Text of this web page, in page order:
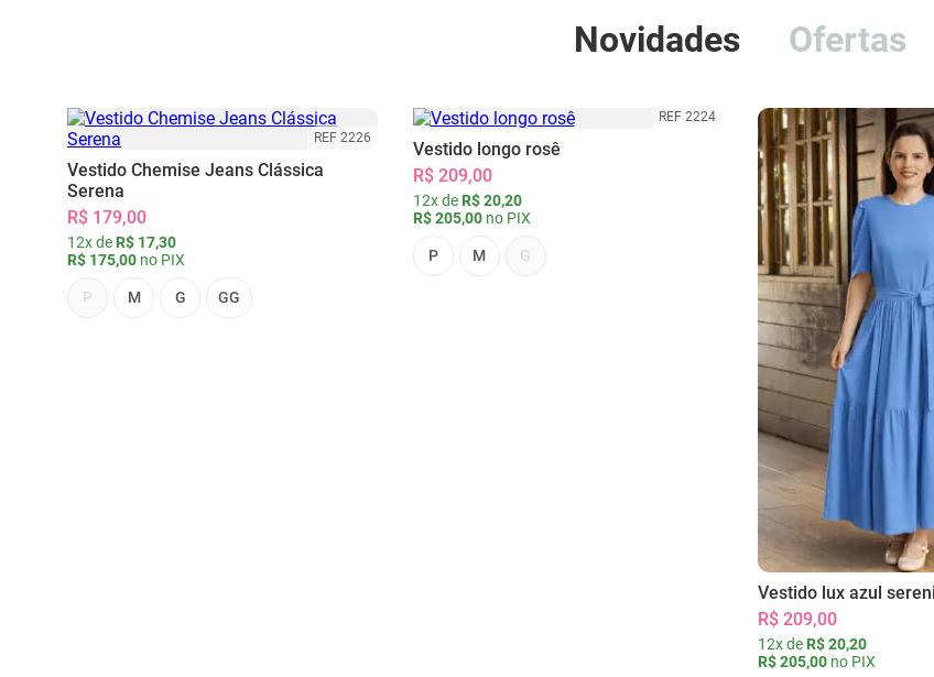
Novidades Ofertas
REF 2226
Vestido Chemise Jeans Clássica
Serena
R$ 179,00
12x de R$ 17,30
R$ 175,00 no PIX
P M G GG
REF 2224
Vestido longo rosê
R$ 209,00
12x de R$ 20,20
R$ 205,00no PIX
P M G
Vestido lux azul
R$ 209,00
12x de R$ 20,20
R$ 205,00 no PIX